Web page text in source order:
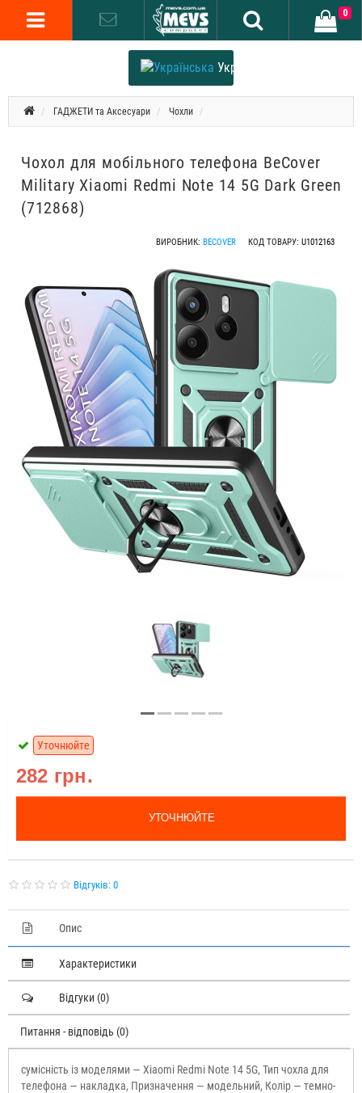
Українська
0
ГАДЖЕТИ та Аксесуари Чохли
Чохол для мобільного телефона BeCover
Military Xiaomi Redmi Note 14 5G Dark Green
(712868)
ВИРОБНИК: BECOVER КОД ТОВАРУ: U1012163
282 грн.
Уточнюйте
УТОЧНЮЙТЕ
Відгуків: 0
Опис
Характеристики
Відгуки (0)
Питання - відповідь (0)
сумісність із моделями — Xiaomi Redmi Note 14 5G, Тип чохла для
телефона — накладка, Призначення — модельний, Колір — темно-